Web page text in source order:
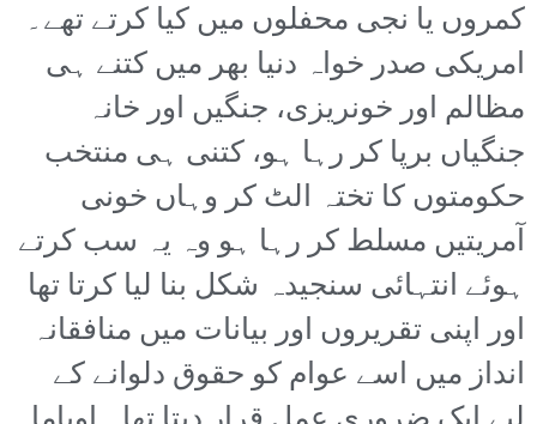
کمروں یا نجی محفلوں میں کیا کرتے تھے۔
امریکی صدر خواہ دنیا بھر میں کتنے ہی
مظالم اور خونریزی، جنگیں اور خانہ
جنگیاں برپا کر رہا ہو، کتنی ہی منتخب
حکومتوں کا تختہ الٹ کر وہاں خونی
آمریتیں مسلط کر رہا ہو وہ یہ سب کرتے
ہوئے انتہائی سنجیدہ شکل بنا لیا کرتا تھا
اور اپنی تقریروں اور بیانات میں منافقانہ
انداز میں اسے عوام کو حقوق دلوانے کے